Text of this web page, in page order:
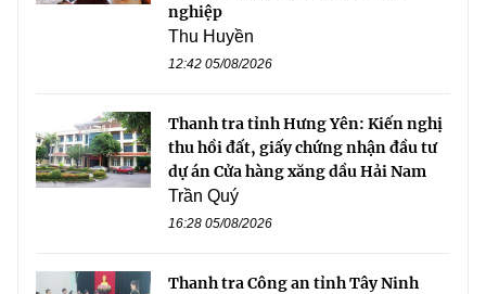
nghiệp
Thu Huyền
12:42 05/08/2026
Thanh tra tỉnh Hưng Yên: Kiến nghị
thu hồi đất, giấy chứng nhận đầu tư
dự án Cửa hàng xăng dầu Hải Nam
Trần Quý
16:28 05/08/2026
Thanh tra Công an tỉnh Tây Ninh